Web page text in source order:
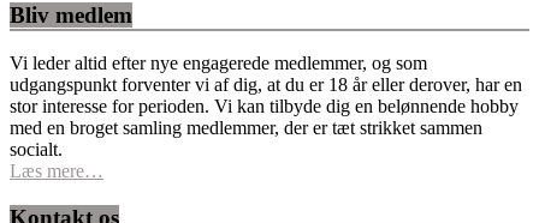
Bliv medlem
Vi leder altid efter nye engagerede medlemmer, og som
udgangspunkt forventer vi af dig, at du er 18 år eller derover, har en
stor interesse for perioden. Vi kan tilbyde dig en belønnende hobby
med en broget samling medlemmer, der er tæt strikket sammen
socialt.
Læs mere…
Kontakt os